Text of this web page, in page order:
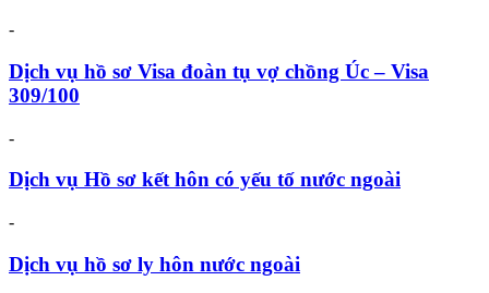
-
Dịch vụ hồ sơ Visa đoàn tụ vợ chồng Úc – Visa
309/100
-
Dịch vụ Hồ sơ kết hôn có yếu tố nước ngoài
-
Dịch vụ hồ sơ ly hôn nước ngoài